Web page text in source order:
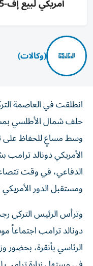
(وكالات)
انطلقت في العاصمة
حلف شمال الأطلسي
وسط مساعٍ للحفاظ على
الأمريكي دونالد ترامب
الدفاعي، في وقت
ومستقبل الدور
وترأس الرئيس التركي
دونالد ترامب اجتماعاً
الرئاسي بأنقرة، بحضور